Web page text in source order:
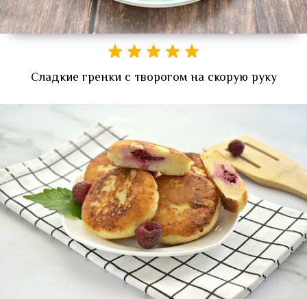
Сладкие гренки с творогом на скорую руку